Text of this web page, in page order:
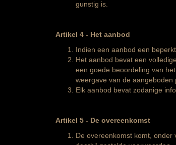
gunstig is.
Artikel 4 - Het aanbod
Indien een aanbod een
Het aanbod bevat een
een goede beoordeling van
weergave van de aangeboden
Elk aanbod bevat zodanige
Artikel 5 - De overeenkomst
De overeenkomst komt,